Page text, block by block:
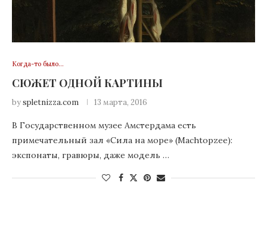
Когда-то было…
СЮЖЕТ ОДНОЙ КАРТИНЫ
byspletnizza.com 13 марта, 2016
В Государственном музее Амстердама есть
примечательный зал «Сила на море» (Machtopzee):
экспонаты, гравюры, даже модель …